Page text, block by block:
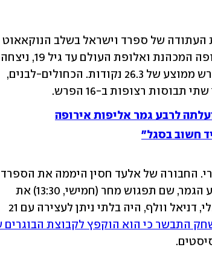
רצופות ב-16 הפרש.
לרבע גמר אליפות אירופה
חשוב בסגל"